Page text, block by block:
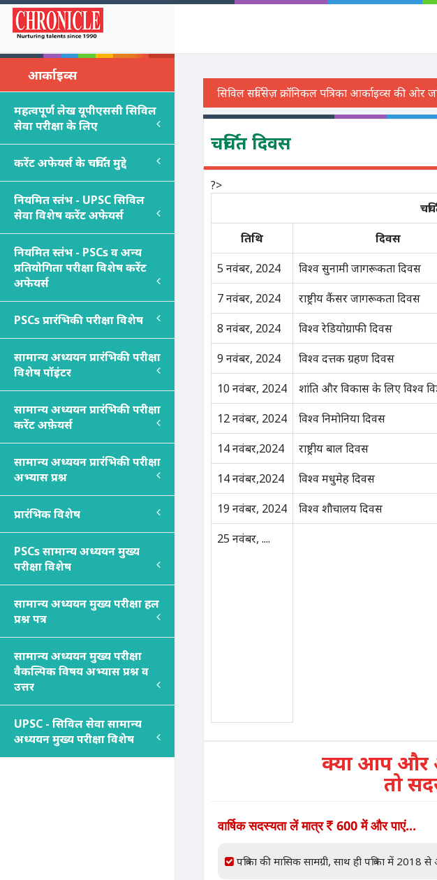
आर्काइव्स
महत्वपूर्ण लेख यूपीएससी सिविल
सेवा परीक्षा के लिए
करेंट अफेयर्स के चर्चित मुद्दे
नियमित स्तंभ - UPSC सिविल
सेवा विशेष करेंट अफेयर्स
नियमित स्तंभ - PSCsव अन्य
प्रतियोगिता परीक्षा विशेष करेंट
अफेयर्स
PSCsप्रारंभिकी परीक्षा विशेष
सामान्य अध्ययन प्रारंभिकी परीक्षा
विशेष पॉइंटर
सामान्य अध्ययन प्रारंभिकी परीक्षा
करेंट अफ़ेयर्स
सामान्य अध्ययन प्रारंभिकी परीक्षा
अभ्यास प्रश्न
प्रारंभिक विशेष
PSCsसामान्य अध्ययन मुख्य
परीक्षा विशेष
सामान्य अध्ययन मुख्य परीक्षा हल
प्रश्न पत्र
सामान्य अध्ययन मुख्य परीक्षा
वैकल्पिक विषय अभ्यास प्रश्न व
उत्तर
UPSC - सिविल सेवा सामान्य
अध्ययन मुख्य परीक्षा विशेष
चर्चित दिवस
?>
तिथि
दिवस
5 नवंबर, 2024
विश्व सुनामी जागरूकता दिवस
7 नवंबर, 2024
राष्ट्रीय कैंसर जागरूकता दिवस
8 नवंबर, 2024
विश्व रेडियोग्राफी दिवस
9 नवंबर, 2024
विश्व दत्तक ग्रहण दिवस
10 नवंबर, 2024
शांति और विकास के लिए विश्व
12 नवंबर, 2024
विश्व निमोनिया दिवस
14 नवंबर,2024
राष्ट्रीय बाल दिवस
14 नवंबर,2024
विश्व मधुमेह दिवस
19 नवंबर, 2024
विश्व शौचालय दिवस
25 नवंबर, ....
क्या आप और
तो
वार्षिक सदस्यता लें मात्र 600 में और पाएं...
पत्रिका की मासिक सामग्री, साथ ही पत्रिका में 2018